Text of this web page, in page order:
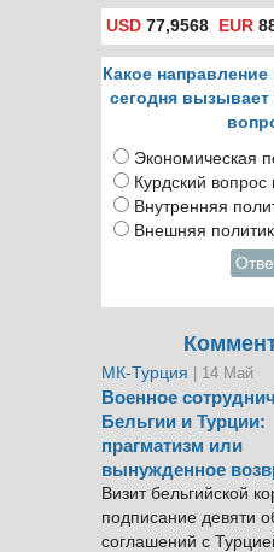
USD 77,9568 EUR
Какое
сегодня
Экономическая
Курдский вопрос
Внутренняя
Внешняя
МК-Турция | 14 Май
Военное
Бельгии и Турции:
прагматизм или
вынужденное
Визит бельгийской
подписание девяти
соглашений с